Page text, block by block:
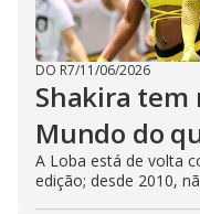
DO R7/11/06/2026
Shakira tem
Mundo do
A Loba está de volta
edição; desde 2010,